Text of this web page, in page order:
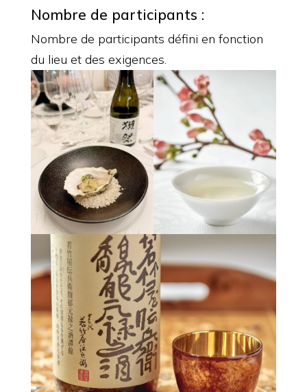
Nombre de participants :
Nombre de participants défini en fonction
du lieu et des exigences.